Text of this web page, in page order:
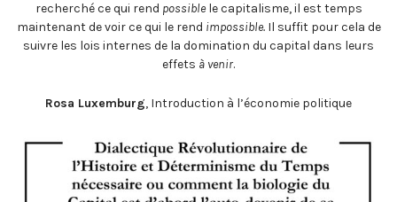
recherché ce qui rend possiblele capitalisme, il est temps
maintenant de voir ce qui le rend impossible. Il suffit pour cela de
suivre les lois internes de la domination du capital dans leurs
effets à venir.
Rosa Luxemburg, Introduction à l’économie politique